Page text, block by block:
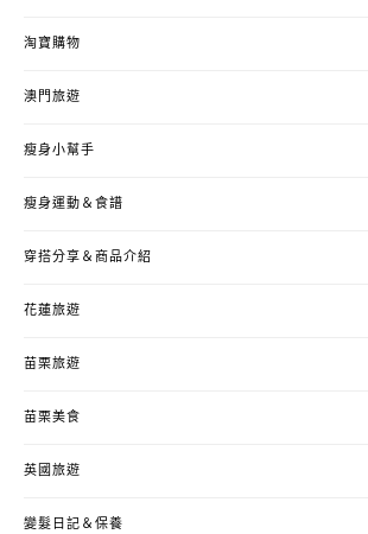
淘寶購物
澳門旅遊
瘦身小幫手
瘦身運動＆食譜
穿搭分享＆商品介紹
花蓮旅遊
苗栗旅遊
苗栗美食
英國旅遊
變髮日記＆保養